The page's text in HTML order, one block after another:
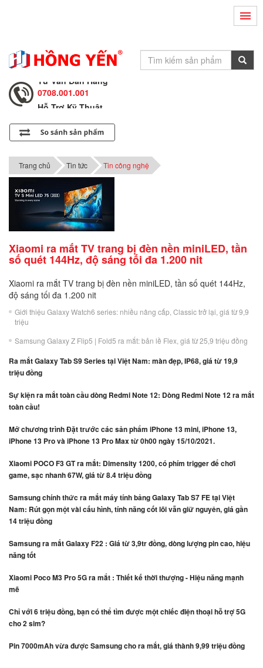
0708.002.002
Tư Vấn Bán Hàng
0708.001.001
Hỗ Trợ Kỹ Thuật
0708.002.002
Tư Vấn Bán Hàng
0708.001.001
Trang chủ Tin tức Tin công nghệ
Xiaomi ra mắt TV trang bị đèn nền miniLED, tần
số quét 144Hz, độ sáng tối đa 1.200 nit
Xiaomi ra mắt TV trang bị đèn nền miniLED, tần số quét 144Hz,
độ sáng tối đa 1.200 nit
Giới thiệu Galaxy Watch6 series: nhiều nâng cấp, Classic trở lại, giá từ 9,9
triệu
Samsung Galaxy Z Flip5 | Fold5 ra mắt: bản lề Flex, giá từ 25,9 triệu đồng
Ra mắt Galaxy Tab S9 Series tại Việt Nam: màn đẹp, IP68, giá từ 19,9
triệu đồng
Sự kiện ra mắt toàn cầu dòng Redmi Note 12: Dòng Redmi Note 12 ra mắt
toàn cầu!
Mở chương trình Đặt trước các sản phẩm iPhone 13 mini, iPhone 13,
iPhone 13 Pro và iPhone 13 Pro Max từ 0h00 ngày 15/10/2021.
Xiaomi POCO F3 GT ra mắt: Dimensity 1200, có phím trigger để chơi
game, sạc nhanh 67W, giá từ 8.4 triệu đồng
Samsung chính thức ra mắt máy tính bảng Galaxy Tab S7 FE tại Việt
Nam: Rút gọn một vài cấu hình, tính năng cốt lõi vẫn giữ nguyên, giá gần
14 triệu đồng
Samsung ra mắt Galaxy F22 : Giá từ 3,9tr đồng, dòng lượng pin cao, hiệu
năng tốt
Xiaomi Poco M3 Pro 5G ra mắt : Thiết kế thời thượng - Hiệu năng mạnh
mẽ
Chỉ với 6 triệu đồng, bạn có thể tìm được một chiếc điện thoại hỗ trợ 5G
cho 2 sim?
Pin 7000mAh vừa được Samsung cho ra mắt, giá thành 9,99 triệu đồng